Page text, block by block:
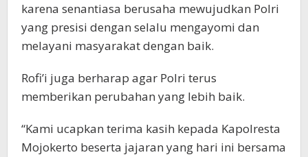
karena senantiasa berusaha mewujudkan Polri
yang presisi dengan selalu mengayomi dan
melayani masyarakat dengan baik.
Rofi’i juga berharap agar Polri terus
memberikan perubahan yang lebih baik.
“Kami ucapkan terima kasih kepada Kapolresta
Mojokerto beserta jajaran yang hari ini bersama